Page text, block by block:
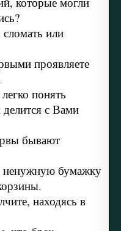
или
проявляете
понять
делится с Вами
бывают
бумажку
находясь в